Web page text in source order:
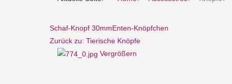
Schaf-Knopf 30mmEnten-Knöpfchen
Zurück zu: Tierische Knöpfe
Vergrößern